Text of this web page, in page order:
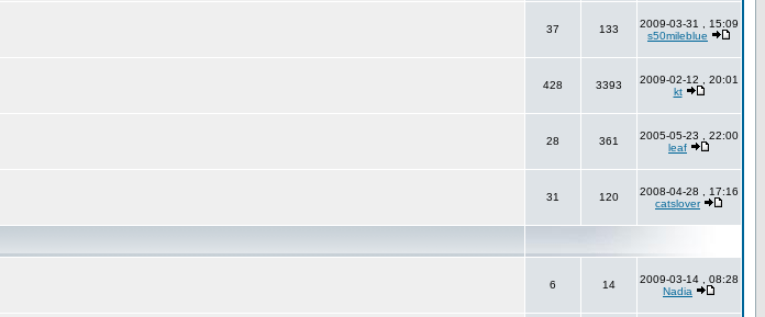
37 133
2009-03-31 , 15:09
s50mileblue
428 3393
2009-02-12 , 20:01
kt
28 361
2005-05-23 , 22:00
leaf
31 120
2008-04-28 , 17:16
catslover
6 14
2009-03-14 , 08:28
Nadia